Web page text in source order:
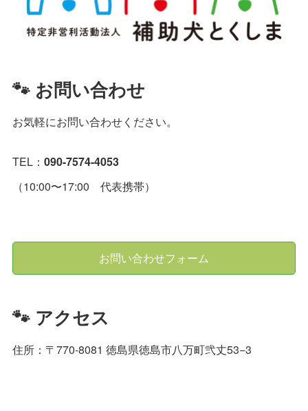
🐾 お問い合わせ
お気軽にお問い合わせください。
TEL：090-7574-4053
（10:00〜17:00 代表携帯）
お問い合わせフォーム
🐾 アクセス
住所：〒770-8081 徳島県徳島市八万町弐丈53−3